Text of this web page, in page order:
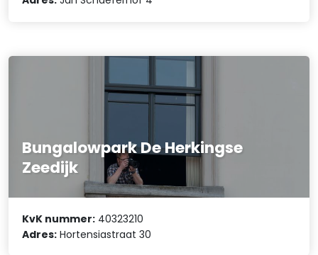
Bungalowpark De Herkingse
Zeedijk
KvK nummer: 40323210
Adres: Hortensiastraat 30